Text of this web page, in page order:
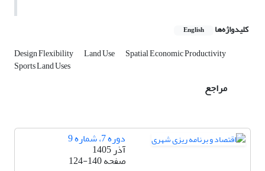
کلیدواژه‌ها English
Design Flexibility Land Use Spatial Economic Productivity
Sports Land Uses
مراجع
دوره 7، شماره 9
آذر 1405
صفحه124-140